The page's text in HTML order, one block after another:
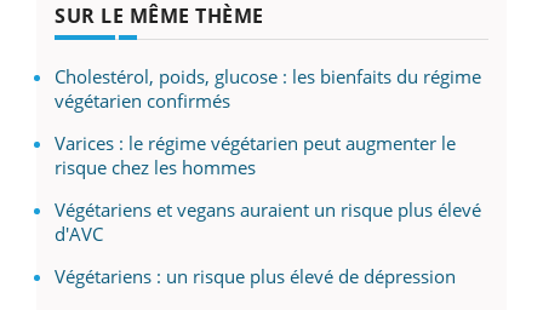
SUR LE MÊME THÈME
Cholestérol, poids, glucose : les bienfaits du régime
végétarien confirmés
Varices : le régime végétarien peut augmenter le
risque chez les hommes
Végétariens et vegans auraient un risque plus élevé
d'AVC
Végétariens : un risque plus élevé de dépression